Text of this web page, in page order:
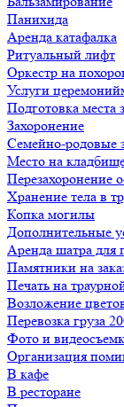
Панихида
Аренда катафалка
Ритуальный лифт
Оркестр на
Услуги
Подготовка места
Захоронение
Семейно-родовые
Место на
Перезахоронение
Хранение тела в
Копка могилы
Дополнительные
Аренда шатра для
Памятники на
Печать на
Возложение
Перевозка груза
Фото и
Организация
В кафе
В ресторане